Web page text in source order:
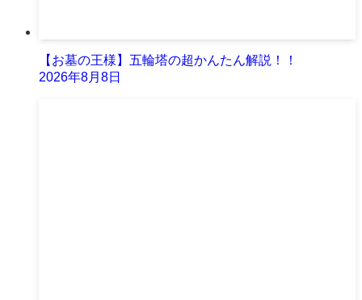
【お墓の王様】五輪塔の超かんたん解説！！
2026年8月8日